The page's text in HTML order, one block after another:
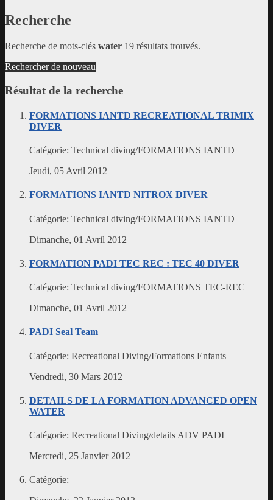
Recherche
Recherche de mots-clés water 19 résultats trouvés.
Rechercher de nouveau
Résultat de la recherche
FORMATIONS IANTD RECREATIONAL TRIMIX
DIVER
Catégorie: Technical diving/FORMATIONS IANTD
Jeudi, 05 Avril 2012
FORMATIONS IANTD NITROX DIVER
Catégorie: Technical diving/FORMATIONS IANTD
Dimanche, 01 Avril 2012
FORMATION PADI TEC REC : TEC 40 DIVER
Catégorie: Technical diving/FORMATIONS TEC-REC
Dimanche, 01 Avril 2012
PADI Seal Team
Catégorie: Recreational Diving/Formations Enfants
Vendredi, 30 Mars 2012
DETAILS DE LA FORMATION ADVANCED OPEN
WATER
Catégorie: Recreational Diving/details ADV PADI
Mercredi, 25 Janvier 2012
Catégorie: